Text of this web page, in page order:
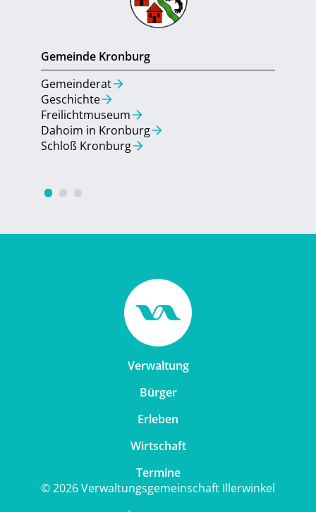
Gemeinde Kronburg
Gemeinderat
Geschichte
Freilichtmuseum
Dahoim in Kronburg
Schloß Kronburg
Verwaltung
Bürger
Erleben
Wirtschaft
Termine
© 2026 Verwaltungsgemeinschaft Illerwinkel